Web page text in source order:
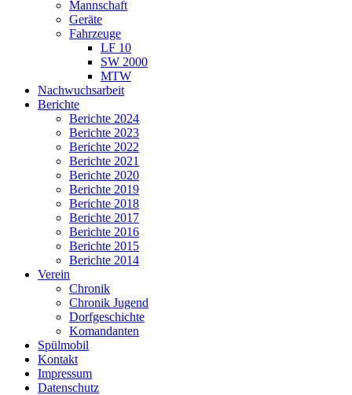
Mannschaft
Geräte
Fahrzeuge
LF 10
SW 2000
MTW
Nachwuchsarbeit
Berichte
Berichte 2024
Berichte 2023
Berichte 2022
Berichte 2021
Berichte 2020
Berichte 2019
Berichte 2018
Berichte 2017
Berichte 2016
Berichte 2015
Berichte 2014
Verein
Chronik
Chronik Jugend
Dorfgeschichte
Komandanten
Spülmobil
Kontakt
Impressum
Datenschutz